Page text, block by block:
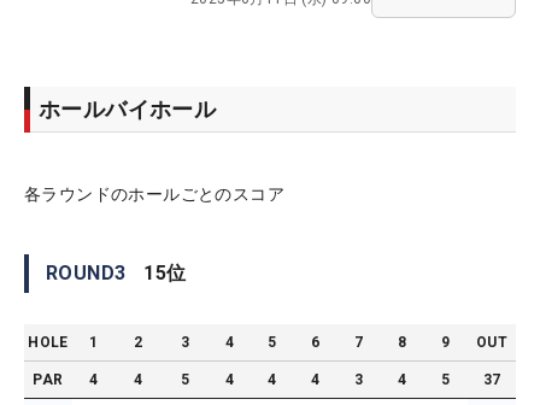
ホールバイホール
各ラウンドのホールごとのスコア
ROUND3 15位
HOLE 1 2 3 4 5 6 7 8 9 OUT
PAR 4 4 5 4 4 4 3 4 5 37